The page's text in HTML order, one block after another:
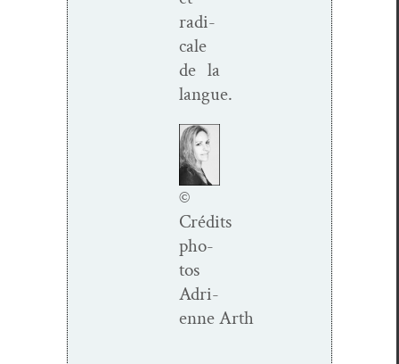
rad­i­
cale
de la
langue.
©
Crédits
pho­
tos
Adri­
enne Arth